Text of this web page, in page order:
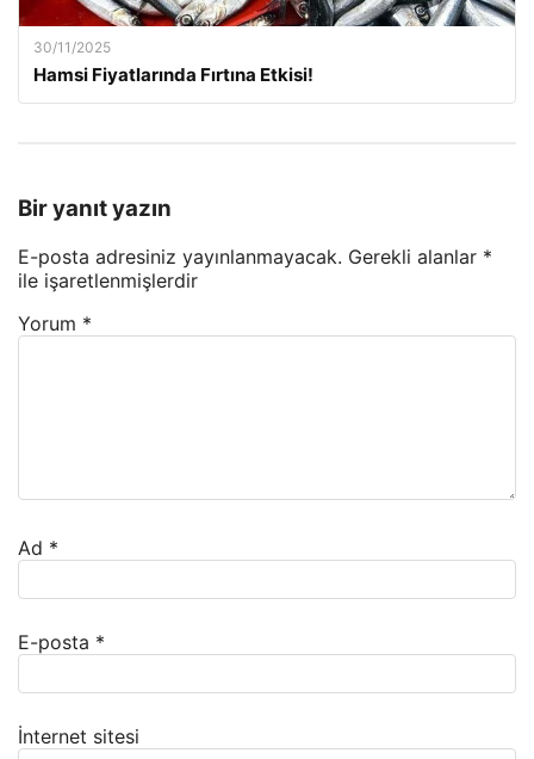
30/11/2025
Hamsi Fiyatlarında Fırtına Etkisi!
Bir yanıt yazın
E-posta adresiniz yayınlanmayacak. Gerekli alanlar *
ile işaretlenmişlerdir
Yorum *
Ad *
E-posta *
İnternet sitesi